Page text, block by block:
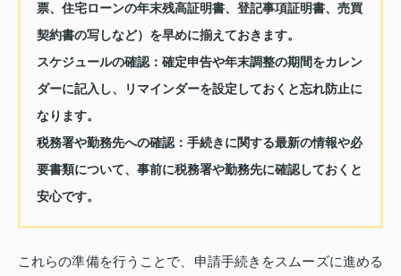
票、住宅ローンの年末残高証明書、登記事項証明書、売買
契約書の写しなど）を早めに揃えておきます。
スケジュールの確認： 確定申告や年末調整の期間をカレン
ダーに記入し、リマインダーを設定しておくと忘れ防止に
なります。
税務署や勤務先への確認： 手続きに関する最新の情報や必
要書類について、事前に税務署や勤務先に確認しておくと
安心です。
これらの準備を行うことで、申請手続きをスムーズに進める